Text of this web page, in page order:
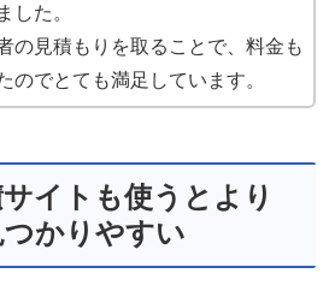
した。
の見積もりを取ることで、料金も
のでとても満足しています。
イトも使うとより
かりやすい